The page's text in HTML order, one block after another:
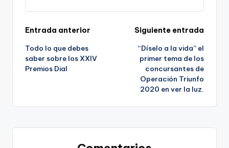
Navegación
de
entradas
Entrada anterior
Todo lo que debes
saber sobre los XXIV
Premios Dial
Siguiente entrada
“Díselo a la vida” el
primer tema de los
concursantes de
Operación Triunfo
2020 en ver la luz.